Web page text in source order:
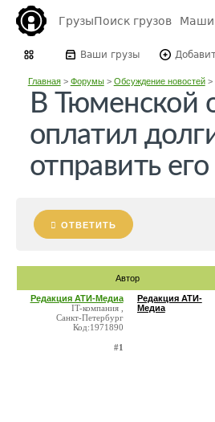
ГрузыПоиск грузов
Ваши грузы
Главная> Форумы> Обсуждение новостей>
В Тюменской
оплатил
отправить
ОТВЕТИТЬ
Автор
Редакция АТИ-Медиа
IT-компания ,
Санкт-Петербург
Код:1971890
#1
Редакция АТИ-
Медиа